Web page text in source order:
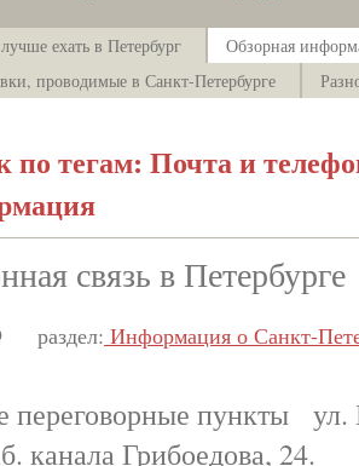
ехать в Петербург
Обзорная
проводимые в Санкт-Петербурге
по тегам: Почта и
связь в Петербурге
раздел: Информация о Санкт-
переговорные пункты ул.
канала Грибоедова, 24.